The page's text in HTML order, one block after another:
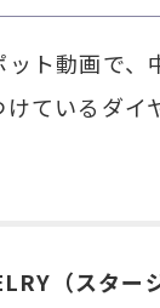
ト動画で
ているダイ
（スター